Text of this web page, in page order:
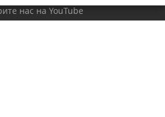
нас на YouTube